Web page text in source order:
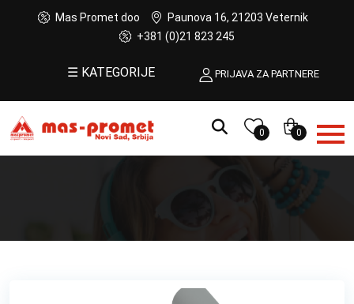
Mas Promet doo
Paunova 16, 21203 Veternik
+381 (0)21 823 245
☰ KATEGORIJE PRIJAVA ZA PARTNERE
0 0